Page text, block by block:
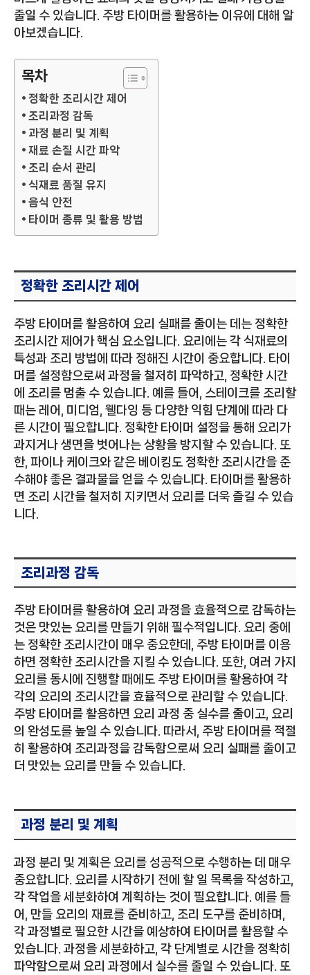
줄일 수 있습니다. 주방 타이머를 활용하는 이유에 대해 알
아보겠습니다.
목차
정확한 조리시간 제어
조리과정 감독
과정 분리 및 계획
재료 손질 시간 파악
조리 순서 관리
식재료 품질 유지
음식 안전
타이머 종류 및 활용 방법
정확한 조리시간 제어
주방 타이머를 활용하여 요리 실패를 줄이는 데는 정확한
조리시간 제어가 핵심 요소입니다. 요리에는 각 식재료의
특성과 조리 방법에 따라 정해진 시간이 중요합니다. 타이
머를 설정함으로써 과정을 철저히 파악하고, 정확한 시간
에 조리를 멈출 수 있습니다. 예를 들어, 스테이크를 조리할
때는 레어, 미디엄, 웰다잉 등 다양한 익힘 단계에 따라 다
른 시간이 필요합니다. 정확한 타이머 설정을 통해 요리가
과지거나 생면을 벗어나는 상황을 방지할 수 있습니다. 또
한, 파이나 케이크와 같은 베이킹도 정확한 조리시간을 준
수해야 좋은 결과물을 얻을 수 있습니다. 타이머를 활용하
면 조리 시간을 철저히 지키면서 요리를 더욱 즐길 수 있습
니다.
조리과정 감독
주방 타이머를 활용하여 요리 과정을 효율적으로 감독하는
것은 맛있는 요리를 만들기 위해 필수적입니다. 요리 중에
는 정확한 조리시간이 매우 중요한데, 주방 타이머를 이용
하면 정확한 조리시간을 지킬 수 있습니다. 또한, 여러 가지
요리를 동시에 진행할 때에도 주방 타이머를 활용하여 각
각의 요리의 조리시간을 효율적으로 관리할 수 있습니다.
주방 타이머를 활용하면 요리 과정 중 실수를 줄이고, 요리
의 완성도를 높일 수 있습니다. 따라서, 주방 타이머를 적절
히 활용하여 조리과정을 감독함으로써 요리 실패를 줄이고
더 맛있는 요리를 만들 수 있습니다.
과정 분리 및 계획
과정 분리 및 계획은 요리를 성공적으로 수행하는 데 매우
중요합니다. 요리를 시작하기 전에 할 일 목록을 작성하고,
각 작업을 세분화하여 계획하는 것이 필요합니다. 예를 들
어, 만들 요리의 재료를 준비하고, 조리 도구를 준비하며,
각 과정별로 필요한 시간을 예상하여 타이머를 활용할 수
있습니다. 과정을 세분화하고, 각 단계별로 시간을 정확히
파악함으로써 요리 과정에서 실수를 줄일 수 있습니다. 또